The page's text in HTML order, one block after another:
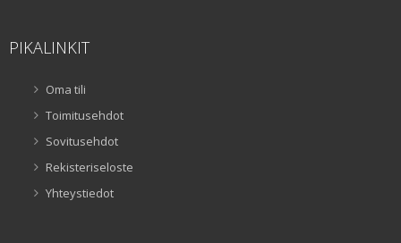
PIKALINKIT
Oma tili
Toimitusehdot
Sovitusehdot
Rekisteriseloste
Yhteystiedot